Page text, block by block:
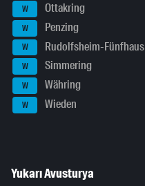
W Ottakring
W Penzing
W Rudolfsheim-Fünfhaus
W Simmering
W Währing
W Wieden
Yukarı Avusturya